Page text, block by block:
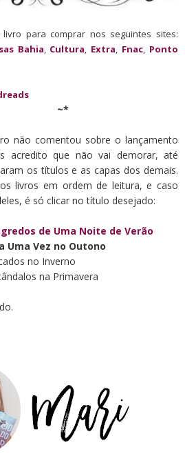
para comprar nos seguintes sites:
Bahia, Cultura, Extra, Fnac, Ponto
~*
não comentou sobre o lançamento
acredito que não vai demorar, até
os títulos e as capas dos demais.
livros em ordem de leitura, e caso
é só clicar no título desejado:
de Uma Noite de Verão
Vez no Outono
no Inverno
na Primavera